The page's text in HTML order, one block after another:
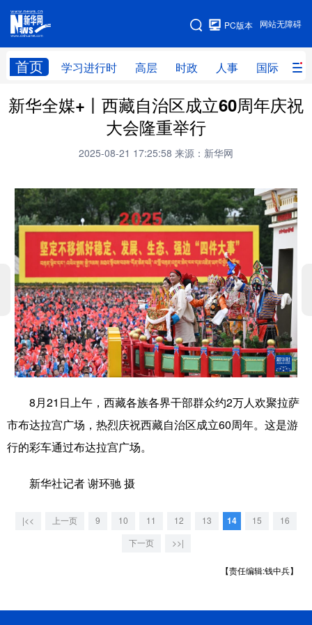
网站无障碍
PC版本
首页 学习进行时 高层 时政 人事 国际 财
网站地图
学习进行时 高层 时政 人事
财经 网评
科技 科创 量子 体育
文化 书画 健康 军事
访谈 视频 图片 政务
法律 中央文件 金融 汽车
食品 人居 信息化 数字经济
学术中国 乡村振兴 银龄 溯源中国
城市 旅游 能源 会展
彩票 娱乐 时尚 悦读
公益 一带一路 亚太网 上市公司
文化产业
江苏
新华全媒+丨西藏自治区成立60周年庆祝
大会隆重举行
2025-08-21 17:25:58 来源：新华网
8月21日上午，西藏各族各界干部群众约2万人欢聚拉萨
市布达拉宫广场，热烈庆祝西藏自治区成立60周年。这是游
行的彩车通过布达拉宫广场。
新华社记者 谢环驰 摄
|<< 上一页 9 10 11 12 13 14 15 16
下一页 >>|
【责任编辑:钱中兵】